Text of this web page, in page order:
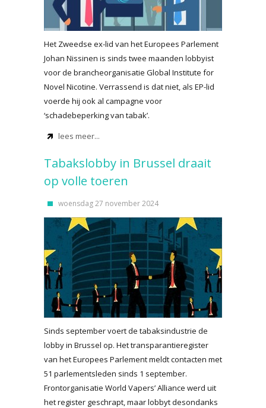
Het Zweedse ex-lid van het Europees Parlement
Johan Nissinen is sinds twee maanden lobbyist
voor de brancheorganisatie Global Institute for
Novel Nicotine. Verrassend is dat niet, als EP-lid
voerde hij ook al campagne voor
‘schadebeperking van tabak’.
lees meer...
Tabakslobby in Brussel draait
op volle toeren
woensdag 27 november 2024
Sinds september voert de tabaksindustrie de
lobby in Brussel op. Het transparantieregister
van het Europees Parlement meldt contacten met
51 parlementsleden sinds 1 september.
Frontorganisatie World Vapers’ Alliance werd uit
het register geschrapt, maar lobbyt desondanks